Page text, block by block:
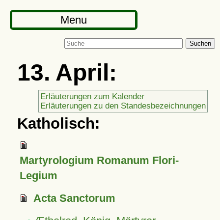
Menu
Suchen
13. April:
Erläuterungen zum Kalender
Erläuterungen zu den Standesbezeichnungen
Katholisch:
Martyrologium Romanum Flori-
Legium
Acta Sanctorum